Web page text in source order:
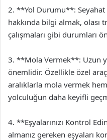
2. **Yol Durumu**:
hakkında bilgi almak, olası
çalışmaları gibi durumları
3. **Mola Vermek**: Uzun
önemlidir. Özellikle özel
aralıklarla mola vermek
yolculuğun daha keyifli
4. **Eşyalarınızı Kontrol
almanız gereken eşyaları